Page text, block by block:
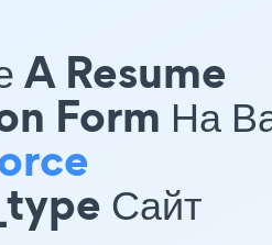
A Resume
Form На
Сайт